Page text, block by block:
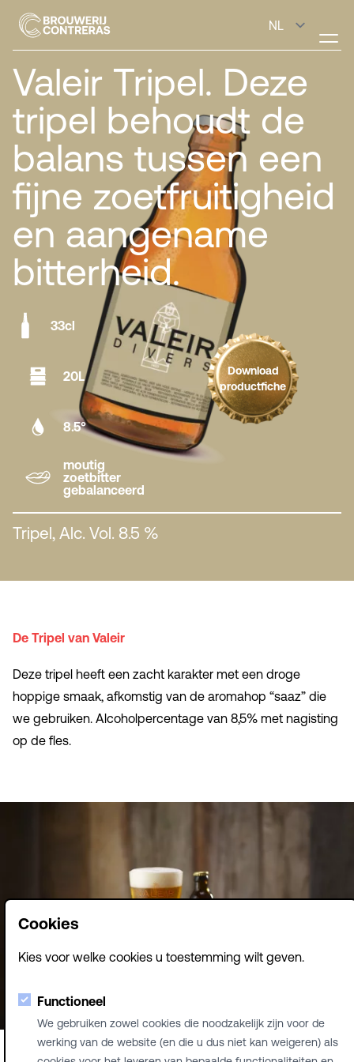
Download
productfiche
Valeir Tripel. Deze
tripel behoudt de
balans tussen een
fijne zoetfruitigheid
en aangename
bitterheid.
33cl
20L
8.5°
moutig
zoetbitter
gebalanceerd
Tripel, Alc. Vol. 8.5 %
De Tripel van Valeir
Deze tripel heeft een zacht karakter met een droge
hoppige smaak, afkomstig van de aromahop “saaz” die
we gebruiken. Alcoholpercentage van 8,5% met nagisting
op de fles.
Cookies
Kies voor welke cookies u toestemming wilt geven.
Functioneel
We gebruiken zowel cookies die noodzakelijk zijn voor de
werking van de website (en die u dus niet kan weigeren) als